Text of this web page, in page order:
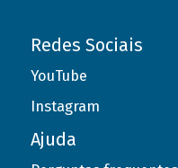
Redes Sociais
YouTube
Instagram
Ajuda